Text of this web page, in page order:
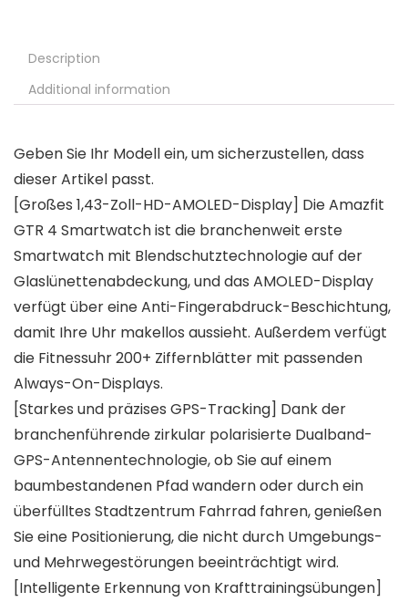
Description
Additional information
Geben Sie Ihr Modell ein, um sicherzustellen, dass
dieser Artikel passt.
[Großes 1,43-Zoll-HD-AMOLED-Display] Die Amazfit
GTR 4 Smartwatch ist die branchenweit erste
Smartwatch mit Blendschutztechnologie auf der
Glaslünettenabdeckung, und das AMOLED-Display
verfügt über eine Anti-Fingerabdruck-Beschichtung,
damit Ihre Uhr makellos aussieht. Außerdem verfügt
die Fitnessuhr 200+ Ziffernblätter mit passenden
Always-On-Displays.
[Starkes und präzises GPS-Tracking] Dank der
branchenführende zirkular polarisierte Dualband-
GPS-Antennentechnologie, ob Sie auf einem
baumbestandenen Pfad wandern oder durch ein
überfülltes Stadtzentrum Fahrrad fahren, genießen
Sie eine Positionierung, die nicht durch Umgebungs-
und Mehrwegestörungen beeinträchtigt wird.
[Intelligente Erkennung von Krafttrainingsübungen]